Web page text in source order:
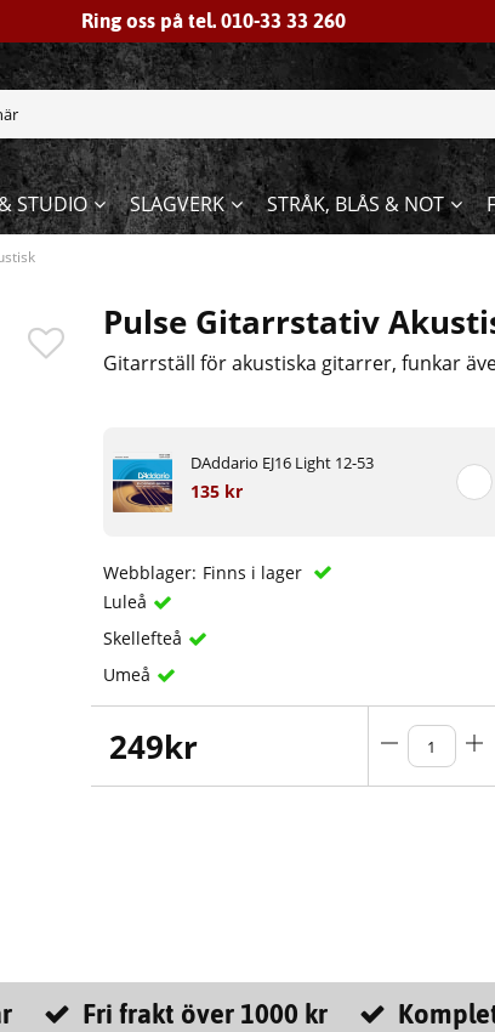
Ring oss på tel. 010-33 33 260
STUDIO SLAGVERK STRÅK, BLÅS & NOT
Pulse Gitarrstativ
Gitarrställ för akustiska gitarrer, funkar
DAddario EJ16 Light 12-53
135 kr
Webblager: Finns i lager
Luleå
Skellefteå
Umeå
249kr
Fri frakt över 1000 kr